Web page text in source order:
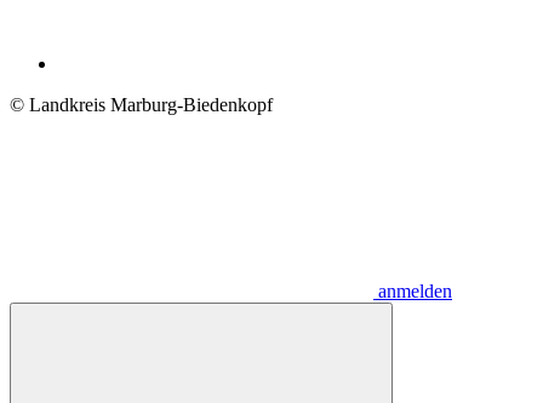
© Landkreis Marburg-Biedenkopf
anmelden